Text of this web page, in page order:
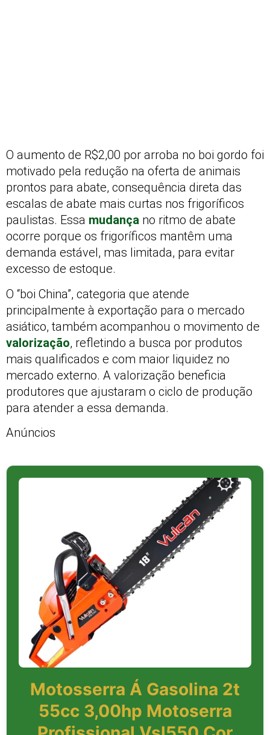
O aumento de R$2,00 por arroba no boi gordo foi
motivado pela redução na oferta de animais
prontos para abate, consequência direta das
escalas de abate mais curtas nos frigoríficos
paulistas. Essa mudança no ritmo de abate
ocorre porque os frigoríficos mantêm uma
demanda estável, mas limitada, para evitar
excesso de estoque.
O “boi China”, categoria que atende
principalmente à exportação para o mercado
asiático, também acompanhou o movimento de
valorização, refletindo a busca por produtos
mais qualificados e com maior liquidez no
mercado externo. A valorização beneficia
produtores que ajustaram o ciclo de produção
para atender a essa demanda.
Anúncios
Motosserra Á Gasolina 2t
55cc 3,00hp Motoserra